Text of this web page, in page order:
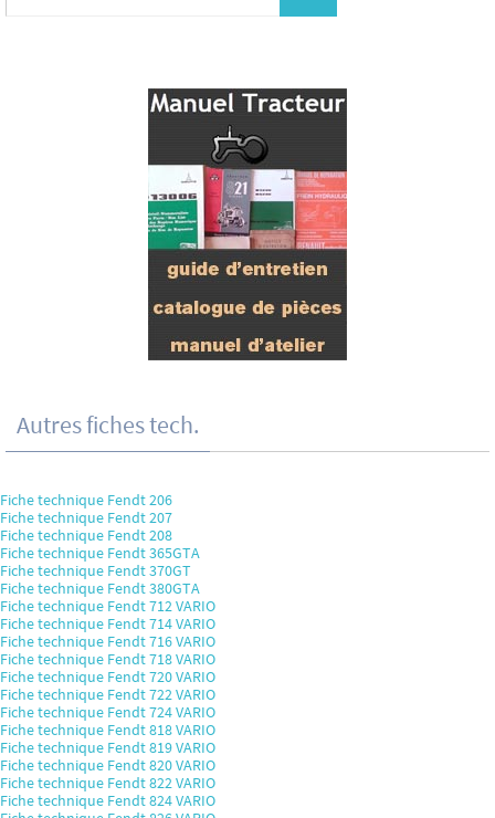
Autres fiches tech.
Fiche technique Fendt 206
Fiche technique Fendt 207
Fiche technique Fendt 208
Fiche technique Fendt 365GTA
Fiche technique Fendt 370GT
Fiche technique Fendt 380GTA
Fiche technique Fendt 712 VARIO
Fiche technique Fendt 714 VARIO
Fiche technique Fendt 716 VARIO
Fiche technique Fendt 718 VARIO
Fiche technique Fendt 720 VARIO
Fiche technique Fendt 722 VARIO
Fiche technique Fendt 724 VARIO
Fiche technique Fendt 818 VARIO
Fiche technique Fendt 819 VARIO
Fiche technique Fendt 820 VARIO
Fiche technique Fendt 822 VARIO
Fiche technique Fendt 824 VARIO